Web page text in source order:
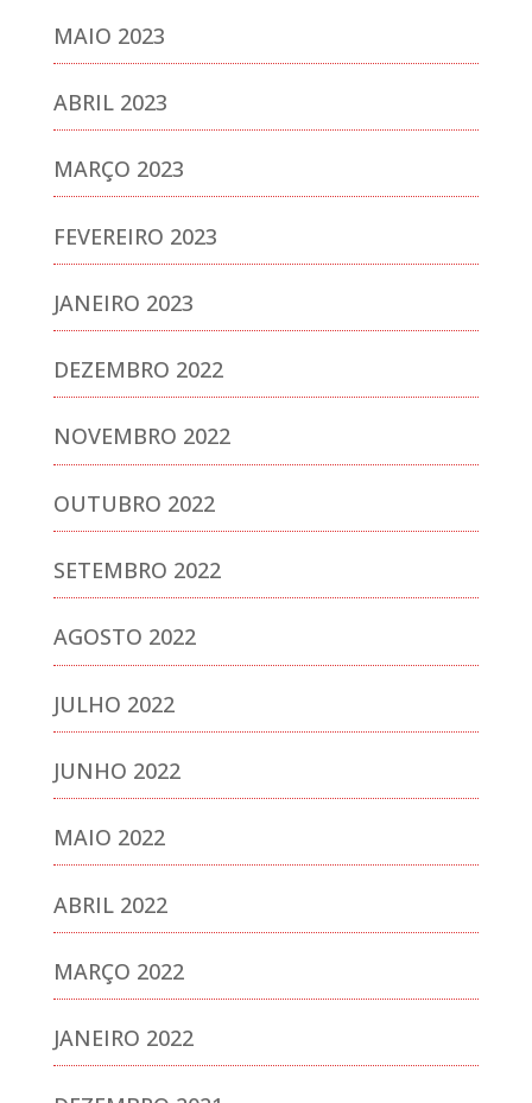
MAIO 2023
ABRIL 2023
MARÇO 2023
FEVEREIRO 2023
JANEIRO 2023
DEZEMBRO 2022
NOVEMBRO 2022
OUTUBRO 2022
SETEMBRO 2022
AGOSTO 2022
JULHO 2022
JUNHO 2022
MAIO 2022
ABRIL 2022
MARÇO 2022
JANEIRO 2022